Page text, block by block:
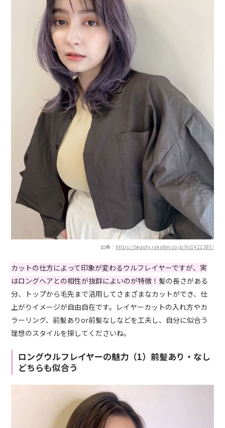
出典： https://beauty.rakuten.co.jp/hs1421387/
カットの仕方によって印象が変わるウルフレイヤーですが、実
はロングヘアとの相性が抜群によいのが特徴！ 髪の長さがある
分、トップから毛先まで活用してさまざまなカットができ、仕
上がりイメージが自由自在です。レイヤーカットの入れ方やカ
ラーリング、前髪ありor前髪なしなどを工夫し、自分に似合う
理想のスタイルを探してくださいね。
ロングウルフレイヤーの魅力（1）前髪あり・なし
どちらも似合う